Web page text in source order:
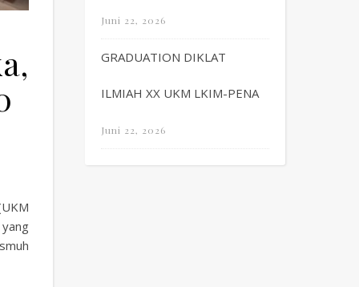
Juni 22, 2026
GRADUATION DIKLAT
ILMIAH XX UKM LKIM-PENA
Juni 22, 2026